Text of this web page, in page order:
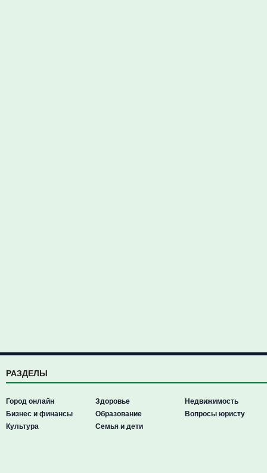
РАЗДЕЛЫ
Город онлайн
Бизнес и финансы
Культура
Здоровье
Образование
Семья и дети
Недвижимость
Вопросы юристу